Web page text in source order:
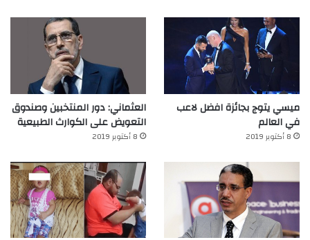
ميسي يتوج بجائزة افضل لاعب
في العالم‎
8 أكتوبر 2019
العثماني: دور المنتخبين وصندوق
التعويض على الكوارث الطبيعية
8 أكتوبر 2019